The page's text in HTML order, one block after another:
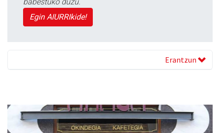
Egin AIURRIkide!
Erantzun